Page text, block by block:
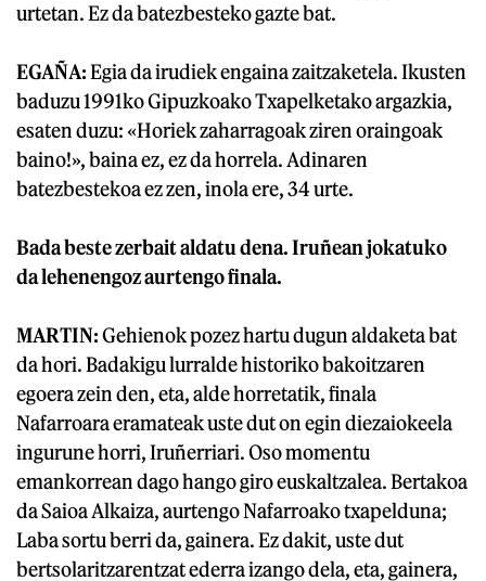
urtetan. Ez da batezbesteko gazte bat.
EGAÑA:Egia da irudiek engaina zaitzaketela. Ikusten
baduzu 1991ko Gipuzkoako Txapelketako argazkia,
esaten duzu: «Horiek zaharragoak ziren oraingoak
baino!», baina ez, ez da horrela. Adinaren
batezbestekoa ez zen, inola ere, 34 urte.
Bada beste zerbait aldatu dena. Iruñean jokatuko
da lehenengoz aurtengo finala.
MARTIN:Gehienok pozez hartu dugun aldaketa bat
da hori. Badakigu lurralde historiko bakoitzaren
egoera zein den, eta, alde horretatik, finala
Nafarroara eramateak uste dut on egin diezaiokeela
ingurune horri, Iruñerriari. Oso momentu
emankorrean dago hango giro euskaltzalea. Bertakoa
da Saioa Alkaiza, aurtengo Nafarroako txapelduna;
Laba sortu berri da, gainera. Ez dakit, uste dut
bertsolaritzarentzat ederra izango dela, eta, gainera,